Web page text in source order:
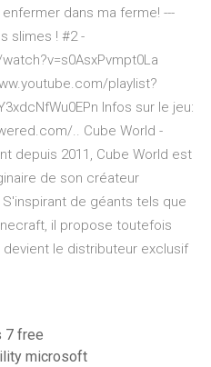
dans ma ferme! ---
slimes ! #2 -
playlist?
Infos sur le jeu:
.. Cube World -
depuis 2011, Cube World est
de son créateur
de géants tels que
il propose toutefois
devient le distributeur exclusif
7 free
microsoft